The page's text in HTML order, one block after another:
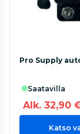
Pro Supply
saatavilla
Alk. 32,90
Katso